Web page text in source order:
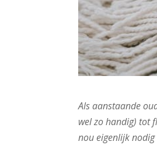
Als aanstaande
wel zo handig) tot
nou eigenlijk